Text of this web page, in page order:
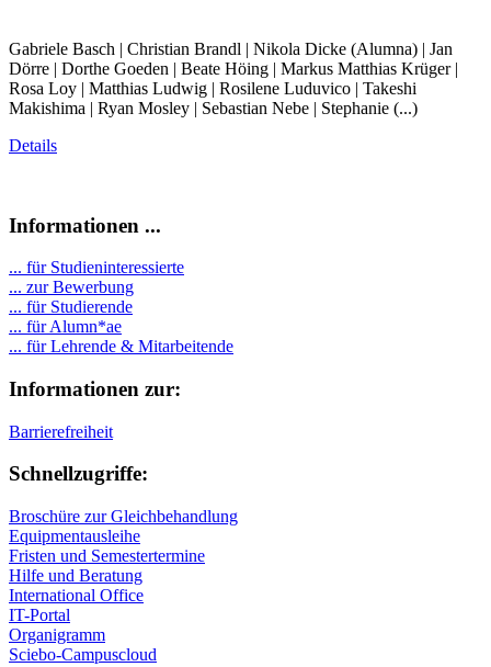
Gabriele Basch | Christian Brandl | Nikola Dicke (Alumna) | Jan
Dörre | Dorthe Goeden | Beate Höing | Markus Matthias Krüger |
Rosa Loy | Matthias Ludwig | Rosilene Luduvico | Takeshi
Makishima | Ryan Mosley | Sebastian Nebe | Stephanie (...)
Details
Informationen ...
... für Studieninteressierte
... zur Bewerbung
... für Studierende
... für Alumn*ae
... für Lehrende & Mitarbeitende
Informationen zur:
Barrierefreiheit
Schnellzugriffe:
Broschüre zur Gleichbehandlung
Equipmentausleihe
Fristen und Semestertermine
Hilfe und Beratung
International Office
IT-Portal
Organigramm
Sciebo-Campuscloud